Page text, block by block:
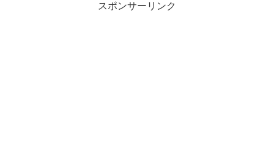
スポンサーリンク